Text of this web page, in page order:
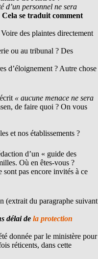
d’un personnel ne sera
Cela se traduit comment
des plaintes directement
ou au tribunal ? Des
d’éloignement ? Autre chose
« aucune menace ne sera
de faire quoi ? On vous
et nos établissements ?
d’un « guide des
Où en êtes-vous ?
sont pas encore invités à ce
(extrait du paragraphe suivant
délai de la protection
donnée par le ministère pour
réticents, dans cette